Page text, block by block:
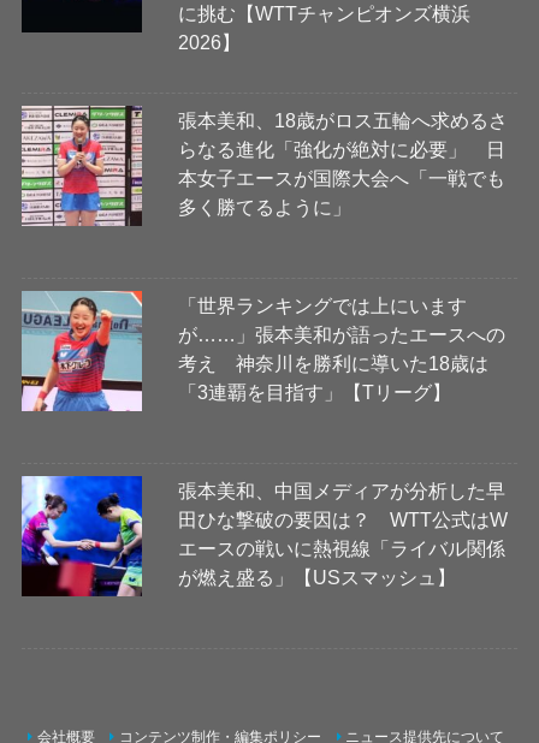
に挑む【WTTチャンピオンズ横浜
2026】
張本美和、18歳がロス五輪へ求めるさ
らなる進化「強化が絶対に必要」 日
本女子エースが国際大会へ「一戦でも
多く勝てるように」
「世界ランキングでは上にいます
が……」張本美和が語ったエースへの
考え 神奈川を勝利に導いた18歳は
「3連覇を目指す」【Tリーグ】
張本美和、中国メディアが分析した早
田ひな撃破の要因は？ WTT公式はW
エースの戦いに熱視線「ライバル関係
が燃え盛る」【USスマッシュ】
会社概要 コンテンツ制作・編集ポリシー ニュース提供先について